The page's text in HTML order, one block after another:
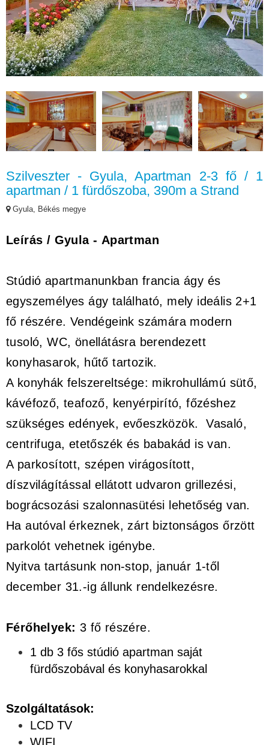
Szilveszter - Gyula, Apartman 2-3 fő / 1
apartman / 1 fürdőszoba, 390m a Strand
Gyula, Békés megye
Leírás / Gyula - Apartman
Stúdió apartmanunkban francia ágy és
egyszemélyes ágy található, mely ideális 2+1
fő részére. Vendégeink számára modern
tusoló, WC, önellátásra berendezett
konyhasarok, hűtő tartozik.
A konyhák felszereltsége: mikrohullámú sütő,
kávéfoző, teafoző, kenyérpirító, főzéshez
szükséges edények, evőeszközök. Vasaló,
centrifuga, etetőszék és babakád is van.
A parkosított, szépen virágosított,
díszvilágítással ellátott udvaron grillezési,
bográcsozási szalonnasütési lehetőség van.
Ha autóval érkeznek, zárt biztonságos őrzött
parkolót vehetnek igénybe.
Nyitva tartásunk non-stop, január 1-től
december 31.-ig állunk rendelkezésre.
Férőhelyek: 3 fő részére.
1 db 3 fős stúdió apartman saját
fürdőszobával és konyhasarokkal
Szolgáltatások:
LCD TV
WIFI